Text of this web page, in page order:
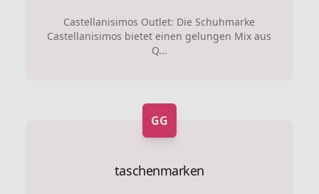
Castellanisimos Outlet: Die Schuhmarke
Castellanisimos bietet einen gelungen Mix aus
Q...
GG
taschenmarken